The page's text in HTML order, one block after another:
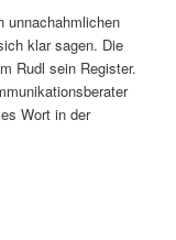
unnachahmlichen
klar sagen. Die
Rudl sein Register.
Wort in der